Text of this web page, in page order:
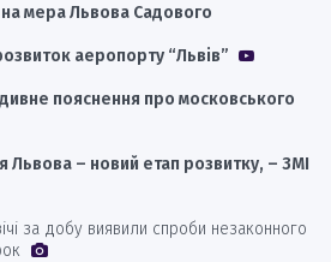
мера Львова Садового
аеропорту “Львів”
пояснення про московського
Львова – новий етап розвитку, – ЗМІ
за добу виявили спроби незаконного